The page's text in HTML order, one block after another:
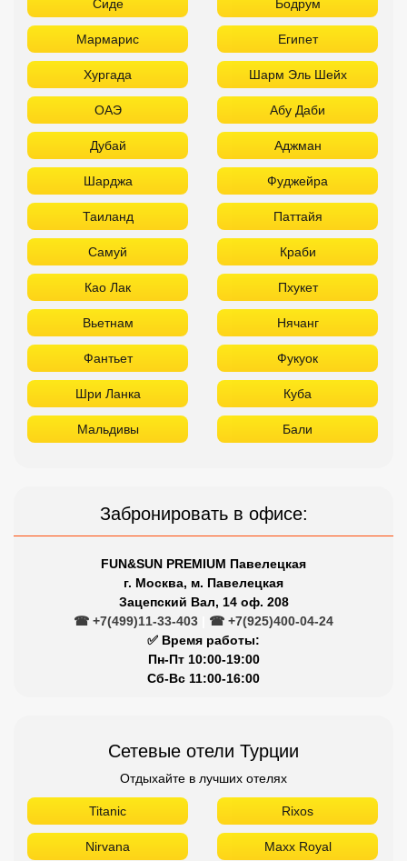
Сиде Бодрум
Мармарис Египет
Хургада Шарм Эль Шейх
ОАЭ Абу Даби
Дубай Аджман
Шарджа Фуджейра
Таиланд Паттайя
Самуй Краби
Као Лак Пхукет
Вьетнам Нячанг
Фантьет Фукуок
Шри Ланка Куба
Мальдивы Бали
Забронировать в офисе:
FUN&SUN PREMIUM Павелецкая
г. Москва, м. Павелецкая
Зацепский Вал, 14 оф. 208
☎ +7(499)11-33-403
☎ +7(925)400-04-24
✅ Время работы:
Пн-Пт 10:00-19:00
Сб-Вс 11:00-16:00
Сетевые отели Турции
Отдыхайте в лучших отелях
Titanic Rixos
Nirvana Maxx Royal